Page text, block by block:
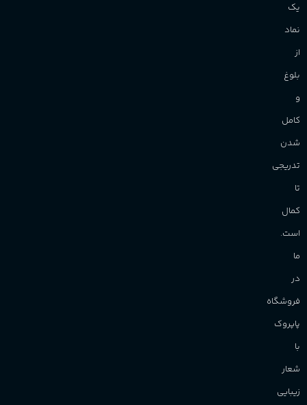
یک
نماد
از
بلوغ
و
کامل
شدن
تدریجی
تا
کمال
است.
ما
در
فروشگاه
پاپروک
با
شعار
زیبایی